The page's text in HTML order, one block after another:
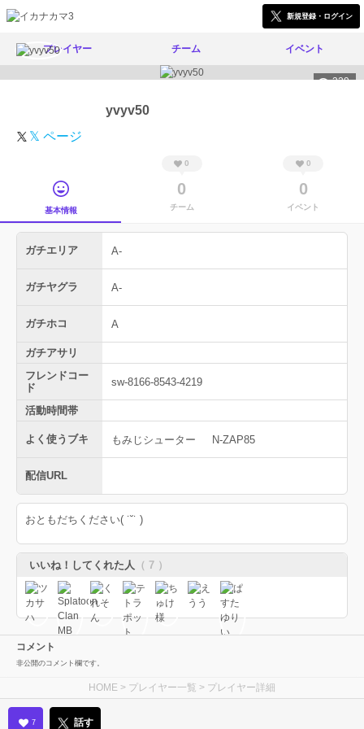
新規登録・ログイン
プレイヤー チーム イベント
329
yvyv50
𝕏 ページ
基本情報
0
0
チーム
0
0
イベント
ガチエリア A-
ガチヤグラ A-
ガチホコ A
ガチアサリ
フレンドコー
ド
sw-8166-8543-4219
活動時間帯
よく使うブキ もみじシューター N-ZAP85
配信URL
おともだちください( ˙˘˙ )
いいね！してくれた人 （ 7 ）
コメント
非公開のコメント欄です。
HOME > プレイヤー一覧 > プレイヤー詳細
7 話す